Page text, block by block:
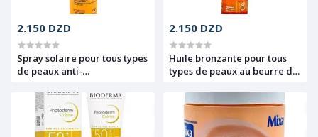
2.150 DZD
Spray solaire pour tous types
de peaux anti-
collagène, acide
Hyaluronique, thé vert et
vitamine E, Hydratation 24h,
2.150 DZD
Huile bronzante pour tous
types de peaux au beurre de
vitamine E, Hydratation 24h,
Résistant à l'eau, UVB+ UVA,
SPF 15, Bioxcin, 200ml